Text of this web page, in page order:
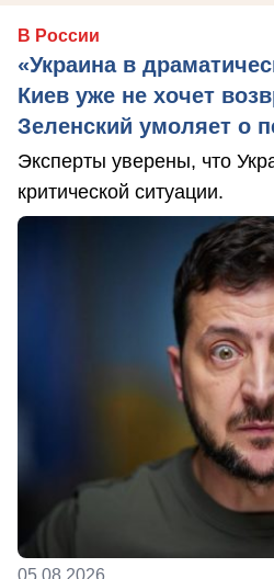
В России
«Украина в
Киев уже не хочет
Зеленский умоляет о
Эксперты уверены, что
критической ситуации.